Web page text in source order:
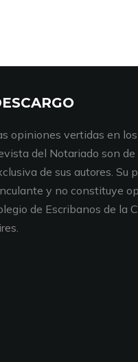
opiniones vertidas en
del Notariado son
de sus autores. Su
y no constituye
de Escribanos de la